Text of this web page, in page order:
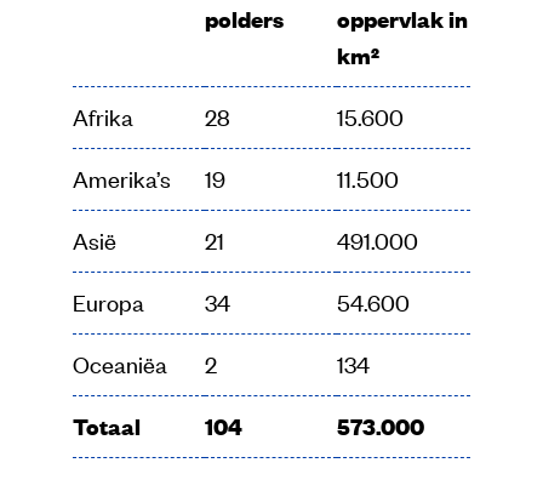
polders
oppervlak in
km²
Afrika 28 15.600
Amerika’s 19 11.500
Asië 21 491.000
Europa 34 54.600
Oceaniëa 2 134
Totaal 104 573.000